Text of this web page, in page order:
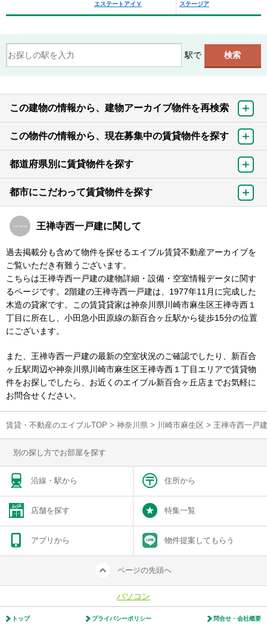
エステートアイＶ
ステージア
駅で
この建物の情報から、建物アーカイブ物件を再検索
この物件の情報から、現在募集中の賃貸物件を探す
都道府県別に賃貸物件を探す
都市にこだわって賃貸物件を探す
王禅寺西一戸建に関して
過去掲載分も含めて物件を探せるエイブル賃貸不動産アーカイブを
ご覧いただき有難うございます。
こちらは王禅寺西一戸建の建物詳細・設備・空室情報データに関す
るページです。2階建の王禅寺西一戸建は、1977年11月に完成した
木造の貸家です。この賃貸貸家は神奈川県川崎市麻生区王禅寺西１
丁目に所在し、小田急小田原線の新百合ヶ丘駅から徒歩15分の位置
にございます。
また、王禅寺西一戸建の最新の空室状況のご確認でしたり、新百合
ヶ丘駅周辺や神奈川県川崎市麻生区王禅寺西１丁目エリアで賃貸物
件をお探しでしたら、お近くのエイブル新百合ヶ丘店までお気軽に
お問合せください。
賃貸・不動産のエイブルTOP > 神奈川県 > 川崎市麻生区 > 王禅寺西一戸
別の探し方でお部屋を探す
沿線・駅から 住所から
店舗を探す 特集一覧
アプリから 物件提案してもらう
ページの先頭へ
パソコン
トップ プライバシーポリシー 問合せ・会社概要